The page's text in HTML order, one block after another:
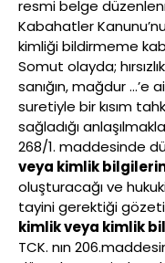
resmi belge
Kabahatler
kimliği bildirmeme
Somut olayda;
sanığın, mağdur …’e
suretiyle bir kısım
sağladığı
268/1. maddesinde
veya kimlik
oluşturacağı ve
tayini gerektiği
kimlik veya kimlik
TCK. nın